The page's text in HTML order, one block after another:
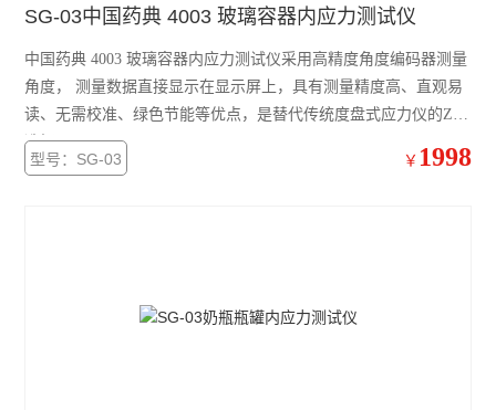
SG-03中国药典 4003 玻璃容器内应力测试仪
中国药典 4003 玻璃容器内应力测试仪采用高精度角度编码器测量
角度， 测量数据直接显示在显示屏上，具有测量精度高、直观易
读、无需校准、绿色节能等优点，是替代传统度盘式应力仪的Z佳
选择。
型号：SG-03 ￥ 1998